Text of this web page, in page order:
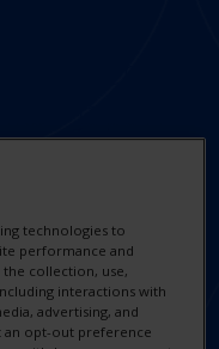
ッキーについて
利の行使
用規約
technologies to
performance and
the collection, use,
interactions with
advertising, and
an opt-out preference